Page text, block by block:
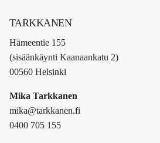
TARKKANEN
Hämeentie 155
(sisäänkäynti Kaanaankatu 2)
00560 Helsinki
Mika Tarkkanen
mika@tarkkanen.fi
0400 705 155